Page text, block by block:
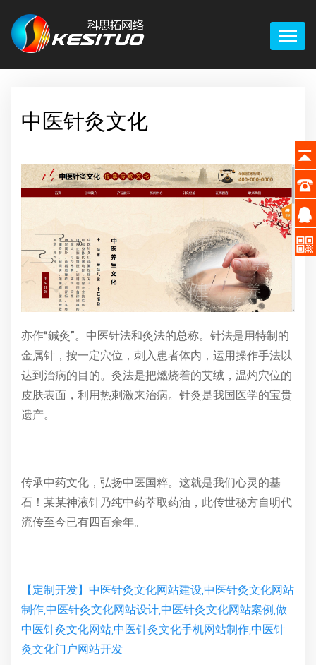
中医针灸文化
亦作“鍼灸”。中医针法和灸法的总称。针法是用特制的
金属针，按一定穴位，刺入患者体内，运用操作手法以
达到治病的目的。灸法是把燃烧着的艾绒，温灼穴位的
皮肤表面，利用热刺激来治病。针灸是我国医学的宝贵
遗产。
传承中药文化，弘扬中医国粹。这就是我们心灵的基
石！某某神液针乃纯中药萃取药油，此传世秘方自明代
流传至今已有四百余年。
【定制开发】中医针灸文化网站建设,中医针灸文化网站
制作,中医针灸文化网站设计,中医针灸文化网站案例,做
中医针灸文化网站,中医针灸文化手机网站制作,中医针
灸文化门户网站开发